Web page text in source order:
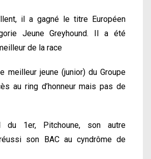
il a gagné le titre Européen
Jeune Greyhound. Il a été
de la race
meilleur jeune (junior) du Groupe
au ring d’honneur mais pas de
du 1er, Pitchoune, son autre
son BAC au cyndrôme de